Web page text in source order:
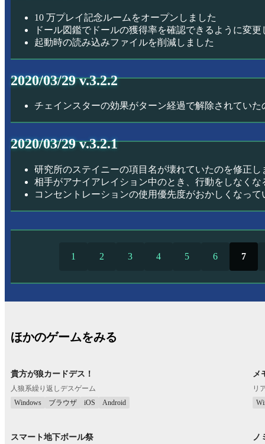
10 万プレイ記念ルームをオープンしました
ドール図鑑でドールの獲得率を確認できるように変更
起動時の読み込みファイルを削減しました
2020/03/29 v.3.2.2
チェインスターの効果がターン経過で解除されていた
2020/03/29 v.3.2.1
研究所のステイニーの項目名が壊れていたのを修正し
相手がアナイアレイション中のとき、行動をしなく
コンセントレーションの使用優先度がおかしくなっ
1 2 3 4 5 6 7
ほかのゲームをみる
貴方が狼カードデス！
人狼系繰り返しデスゲーム
Windows
ブラウザ iOS Android
メ
リ
スマート地下ボール祭 ノ